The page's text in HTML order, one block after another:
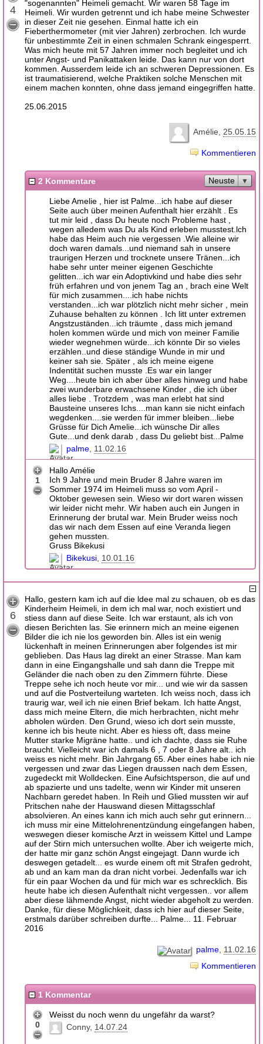
4
"sogenannten" Heimeli gemacht. Wir waren 58 Tage im
Heimeli. Wir wurden getrennt und ich habe meine Schwester
in dieser Zeit nie gesehen. Einmal hatte ich ein
Fieberthermometer (mit vier Jahren) zerbrochen. Ich wurde
für unbestimmte Zeit in einen schmalen Schrank eingesperrt.
Was mich heute mit 57 Jahren immer noch begleitet und ich
unter Angst- und Panikattaken leide. Das kann nur von dort
kommen. Ausserdem leide ich an schweren Depressionen. Es
ist traumatisierend, welche Praktiken solche Menschen mit
einem machen konnten, ohne dass jemand eingegriffen hatte.
25.06.2015
Amélie 25.05.15
Kommentieren
2 Kommentare Neuste
Liebe Amelie , hier ist Palme...ich habe auf dieser
Seite auch über meinen Aufenthalt hier erzählt . Es
tut mir leid , dass Du heute noch Probleme hast ,
wegen alledem was Du als Kind erleben musstest.lch
habe das Heim auch nie vergessen .Wie alleine wir
doch waren damals...und niemand sah in unsere
traurigen Herzen und trocknete unsere Tränen...ich
habe sehr unter meiner eigenen Geschichte
gelitten...ich war ein Adoptivkind und habe dies sehr
früh erfahren und von jenem Tag an , brach eine Welt
für mich zusammen....ich habe nichts
verstanden...ich war plötzlich nicht mehr sicher , mein
Zuhause behalten zu können . Ich litt unter extremen
Angstzuständen...ich träumte , dass mich jemand
holen kommen würde und mich von meiner Familie
wieder wegnehmen würde...ich könnte Dir so vieles
erzählen..und diese ständige Wunde in mir und
keiner sah sie. Später , als ich meine eigene
Indentität suchen musste .Es war ein langer
Weg....heute bin ich aber über alles hinweg und habe
zwei wunderbare erwachsene Kinder , die ich über
alles liebe . Trotzdem , was man erlebt hat sind
Bausteine unseres Ichs....man kann sie nicht einfach
wegdenken....sie werden für immer bleiben...liebe
Grüsse für Dich Amelie...ich wünsche Dir alles
Gute...und denk darab , dass Du geliebt bist...Palme
palme 11.02.16
1
Hallo Amélie
Ich 9 Jahre und mein Bruder 8 Jahre waren im
Sommer 1974 im Heimeli muss so vom April -
Oktober gewesen sein. Wieso wir dort waren wissen
wir leider nicht mehr. Wir haben auch ein Jungen in
Erinnerung der brutal war. Mein Bruder weiss noch
das wir nach dem Essen auf eine Veranda liegen
gehen mussten.
Gruss Bikekusi
Bikekusi 10.01.16
6
Hallo, gestern kam ich auf die ldee mal zu schauen, ob es das
Kinderheim Heimeli, in dem ich mal war, noch existiert und
stiess dann auf diese Seite. Ich war erstaunt, als ich von
diesen Berichten las. Sie erinnern mich an meine eigenen
Bilder die ich nie los geworden bin. Alles ist ein wenig
lückenhaft in meinen Erinnerungen aber folgendes ist mir
geblieben. Das Haus lag direkt an einer Strasse. Man kam
dann in eine Eingangshalle und sah dann die Treppe mit
Geländer die nach oben zu den Zimmern führte. Diese
Treppe sehe ich noch heute vor mir... und wie wir da sassen
und auf die Postverteilung warteten. Ich weiss noch, dass ich
traurig war, weil ich nie einen Brief bekam. Ich hatte Angst,
dass mich meine Eltern, die mich herbrachten, nicht mehr
abholen würden. Den Grund, wieso ich dort sein musste,
kenne ich bis heute nicht. Aber es hiess oft, dass meine
Mutter starke Migräne hatte.. und ich dachte, dass sie Ruhe
braucht. Vielleicht war ich damals 6 , 7 oder 8 Jahre alt.. ich
weiss es nicht mehr. Bin Jahrgang 65. Aber eines habe ich nie
vergessen und zwar das Liegen draussen nach dem Essen,
zugedeckt mit Wolldecken. Eine Aufsichtsperson, die auf und
ab spazierte und uns tadelte, wenn wir Kinder mit unseren
Nachbarn geredet haben. In Reih und Glied mussten wir auf
Pritschen nahe der Hauswand diesen Mittagsschlaf
absolvieren. An eines kann ich mich auch sehr gut erinnern...
ich muss mir eine Mittelohrenentzündung eingefangen haben,
weswegen dieser komische Arzt in weissem Kittel und Lampe
auf der Stirn mich untersuchen wollte. Aber ich weigerte mich,
der hatte mir ganz schön Angst eingejagt. Dann wurde ich
deswegen getadelt... es wurde einem oft mit Strafen gedroht,
ab und an kam man da dran nicht vorbei. Jedenfalls war ich
für ein paar Wochen da und für mich war es schrecklich. Bis
heute habe ich diesen Aufenthalt nicht vergessen.. vor allem
aber diese lähmende Angst, nicht wieder abgeholt zu werden.
Danke, für diese Möglichkeit, dass ich hier auf dieser Seite,
erstmals darüber schreiben durfte... Palme... 11. Februar
2016
palme 11.02.16
Kommentieren
1 Kommentar
0
Weisst du noch wenn du ungefähr da warst?
Conny 14.07.24